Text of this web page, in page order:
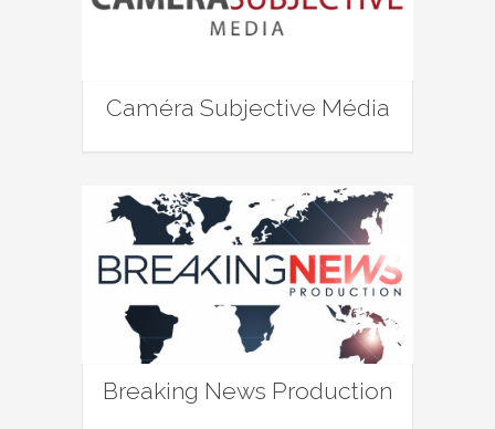
Caméra Subjective Média
Breaking News Production